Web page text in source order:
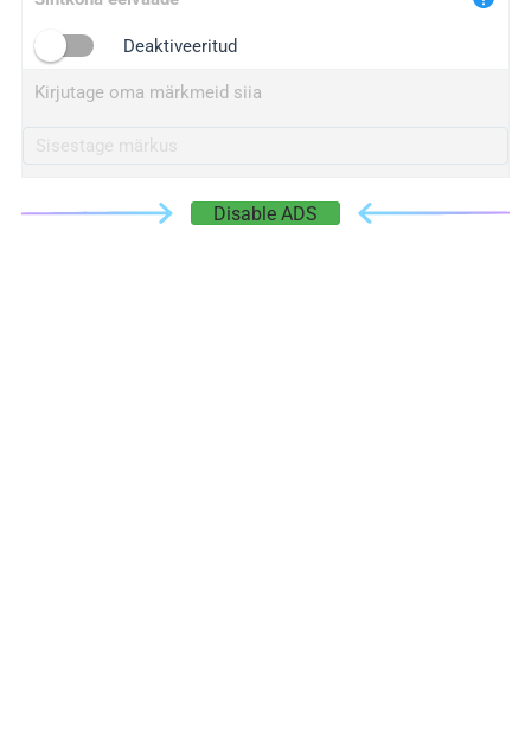
Deaktiveeritud
Kirjutage oma märkmeid siia
Disable ADS